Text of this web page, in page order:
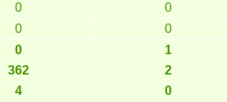
0 0
0 0
0 1
362 2
4 0